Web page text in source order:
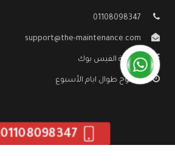
01108098347
support@the-maintenance.com
صفحة الفيس بوك
مفتوح طوال ايام الأسبوع
01108098347